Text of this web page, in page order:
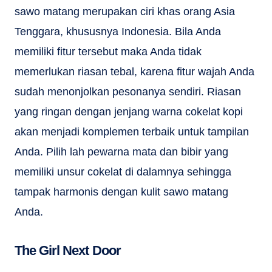
sawo matang merupakan ciri khas orang Asia
Tenggara, khususnya Indonesia. Bila Anda
memiliki fitur tersebut maka Anda tidak
memerlukan riasan tebal, karena fitur wajah Anda
sudah menonjolkan pesonanya sendiri. Riasan
yang ringan dengan jenjang warna cokelat kopi
akan menjadi komplemen terbaik untuk tampilan
Anda. Pilih lah pewarna mata dan bibir yang
memiliki unsur cokelat di dalamnya sehingga
tampak harmonis dengan kulit sawo matang
Anda.
The Girl Next Door